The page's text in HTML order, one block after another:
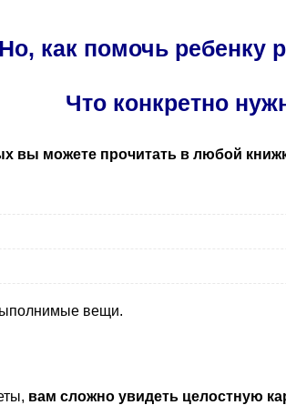
Но, как помочь ребенку
Что конкретно
вы можете прочитать в любой
вещи.
вам сложно увидеть целостную